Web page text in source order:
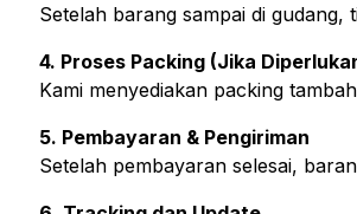
Setelah barang sampai di gudang,
4. Proses Packing (Jika
Kami menyediakan packing
5. Pembayaran & Pengiriman
Setelah pembayaran selesai,